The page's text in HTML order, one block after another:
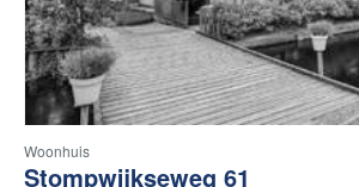
Woonhuis
Stompwijkseweg 61